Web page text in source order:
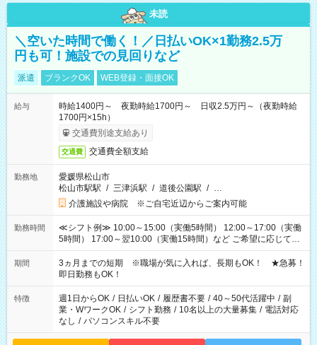
未読
＼空いた時間で働く！／日払いOK×1勤務2.5万
円も可！施設での見回りなど
派遣 ブランクOK WEB登録・面接OK
給与
時給1400円～ 夜勤時給1700円～ 日収2.5万円～（夜勤時給
1700円×15h）
交通費別途支給あり
交通費 交通費全額支給
勤務地
愛媛県松山市
松山市駅駅 / 三津浜駅 / 道後公園駅 / …
介護施設や病院 ※ご自宅近辺からご案内可能
勤務時間
≪シフト例≫ 10:00～15:00（実働5時間） 12:00～17:00（実働
5時間） 17:00～翌10:00（実働15時間）など ご希望に応じて、
働く時間は調整できます！ お気軽に担当へ相談ください！
期間
3ヵ月までの短期 ※職場が気に入れば、長期もOK！ ★急募！
即日勤務もOK！
特徴 週1日からOK / 日払いOK / 履歴書不要 / 40～50代活躍中 / 副
業・WワークOK / シフト勤務 / 10名以上の大量募集 / 電話対応
なし / パソコンスキル不要